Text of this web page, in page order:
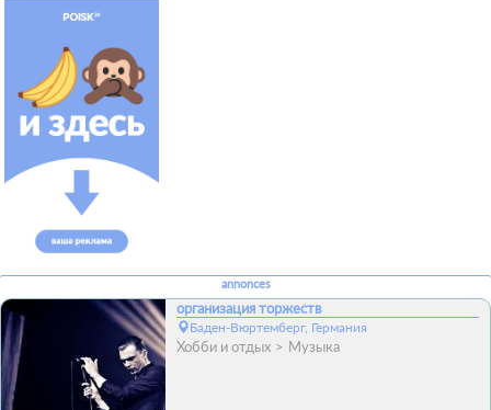
annonces
организация торжеств
Баден-Вюртемберг, Германия
Хобби и отдых Музыка